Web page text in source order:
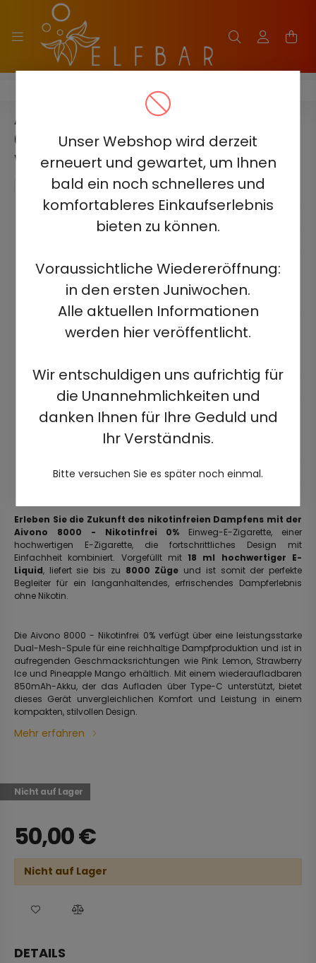
Unser Webshop wird derzeit
erneuert und gewartet, um Ihnen
bald ein noch schnelleres und
komfortableres Einkaufserlebnis
bieten zu können.
Voraussichtliche Wiedereröffnung:
in den ersten Juniwochen.
Alle aktuellen Informationen
werden hier veröffentlicht.
Wir entschuldigen uns aufrichtig für
die Unannehmlichkeiten und
danken Ihnen für Ihre Geduld und
Ihr Verständnis.
Bitte versuchen Sie es später noch einmal.
Aivono 8000 - Nicotine Free 0%
AIVONO 8000 - NICOTINE FREE
0% - BLAUBEEREIS 0% -
WIEDERAUFLADBAR
Erleben Sie die Zukunft des nikotinfreien Dampfens mit der
Aivono 8000 - Nikotinfrei 0% Einweg-E-Zigarette, einer
hochwertigen E-Zigarette, die fortschrittliches Design mit
Einfachheit kombiniert. Vorgefüllt mit 18 ml hochwertiger E-
Liquid, liefert sie bis zu 8000 Züge und ist somit der perfekte
Begleiter für ein langanhaltendes, erfrischendes Dampferlebnis
ohne Nikotin.
Die Aivono 8000 - Nikotinfrei 0% verfügt über eine leistungsstarke
Dual-Mesh-Spule für eine reichhaltige Dampfproduktion und ist in
aufregenden Geschmacksrichtungen wie Pink Lemon, Strawberry
Ice und Pineapple Mango erhältlich. Mit einem wiederaufladbaren
850mAh-Akku, der das Aufladen über Type-C unterstützt, bietet
dieses Gerät unvergleichlichen Komfort und Leistung in einem
kompakten, stilvollen Design.
Mehr erfahren
Nicht auf Lager
50,00€
Nicht auf Lager
DETAILS